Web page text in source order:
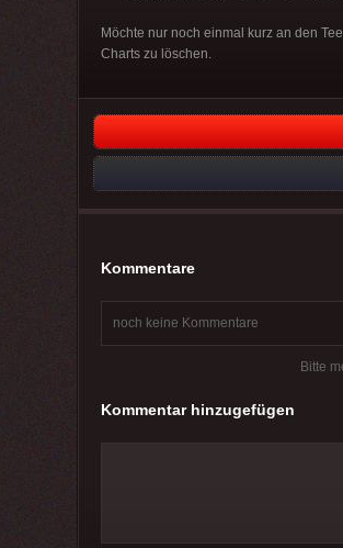
Möchte nur noch einmal kurz an den
Charts zu löschen.
Kommentare
noch keine Kommentare
Bitte
Kommentar hinzugefügen